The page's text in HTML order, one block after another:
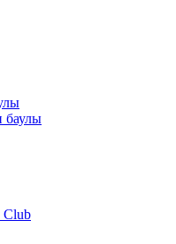
баулы
Club